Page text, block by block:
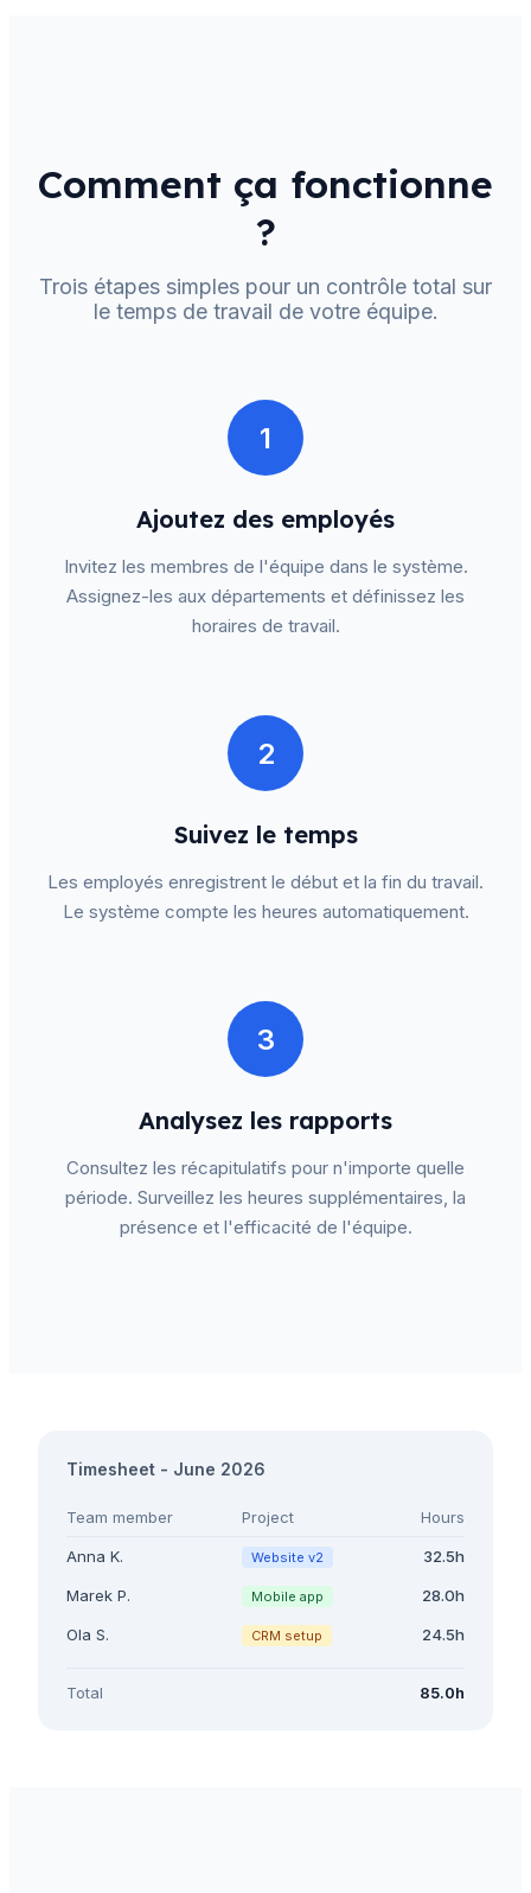
Comment ça fonctionne
?
Trois étapes simples pour un contrôle total sur
le temps de travail de votre équipe.
1
Ajoutez des employés
Invitez les membres de l'équipe dans le système.
Assignez-les aux départements et définissez les
horaires de travail.
2
Suivez le temps
Les employés enregistrent le début et la fin du travail.
Le système compte les heures automatiquement.
3
Analysez les rapports
Consultez les récapitulatifs pour n'importe quelle
période. Surveillez les heures supplémentaires, la
présence et l'efficacité de l'équipe.
Timesheet - June 2026
Team member Project Hours
Anna K. Website v2 32.5h
Marek P. Mobile app 28.0h
Ola S. CRM setup 24.5h
Total 85.0h